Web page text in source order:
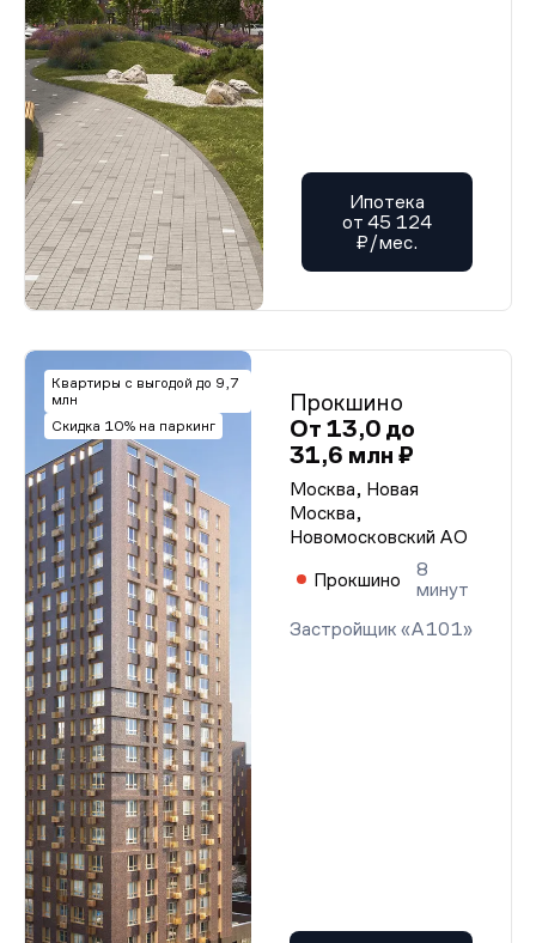
Ипотека
от 45 124
₽/мес.
Квартиры с выгодой до 9,7
млн
Скидка 10% на паркинг
Прокшино
От 13,0 до
31,6 млн ₽
Москва, Новая
Москва,
Новомосковский АО
Прокшино
8
минут
Застройщик «А101»